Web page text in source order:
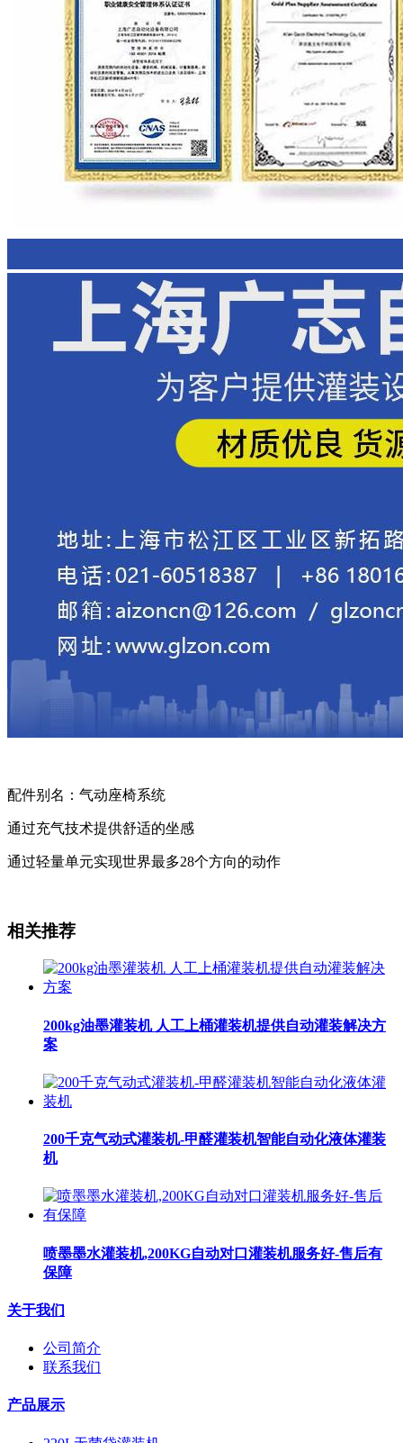
配件别名：气动座椅系统
通过充气技术提供舒适的坐感
通过轻量单元实现世界最多28个方向的动作
相关推荐
200kg油墨灌装机 人工上桶灌装机提供自动灌装解决方
案
200千克气动式灌装机-甲醛灌装机智能自动化液体灌装
机
喷墨墨水灌装机,200KG自动对口灌装机服务好-售后有
保障
关于我们
公司简介
联系我们
产品展示